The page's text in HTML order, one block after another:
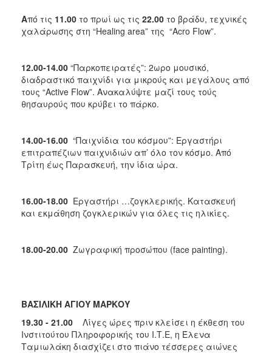
Aπό τις 11.00 το πρωί ως τις 22.00 το βράδυ, τεχνικές
χαλάρωσης στη “Healing area” της “Acro Flow”.
12.00-14.00 “Παρκοπειρατές”: 2ωρο μουσικό,
διαδραστικό παιχνίδι για μικρούς και μεγάλους από
τους “Αctive Flow”. Ανακαλύψτε μαζί τους τούς
θησαυρούς που κρύβει το πάρκο.
14.00-16.00 “Παιχνίδια του κόσμου”: Εργαστήρι
επιτραπέζιων παιχνιδιών απ’ όλο τον κόσμο. Από
Τρίτη έως Παρασκευή, την ίδια ώρα.
16.00-18.00 Εργαστήρι …ζογκλερικής. Κατασκευή
και εκμάθηση ζογκλερικών για όλες τις ηλικίες.
18.00-20.00 Zωγραφική προσώπου (face painting).
ΒΑΣΙΛΙΚΗ ΑΓΙΟΥ ΜΑΡΚΟΥ
19.30 - 21.00 Λίγες ώρες πριν κλείσει η έκθεση του
Ινστιτούτου Πληροφορικής του Ι.Τ.Ε, η Έλενα
Ταμιωλάκη διασχίζει στο πιάνο τέσσερες αιώνες